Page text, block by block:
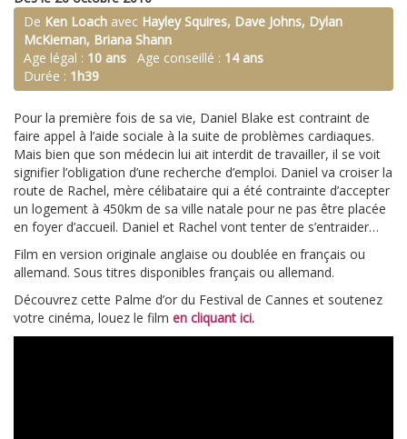
De Ken Loach avec Hayley Squires, Dave Johns, Dylan
McKiernan, Briana Shann
Age légal : 10 ans Age conseillé : 14 ans
Durée : 1h39
Pour la première fois de sa vie, Daniel Blake est contraint de
faire appel à l’aide sociale à la suite de problèmes cardiaques.
Mais bien que son médecin lui ait interdit de travailler, il se voit
signifier l’obligation d’une recherche d’emploi. Daniel va croiser la
route de Rachel, mère célibataire qui a été contrainte d’accepter
un logement à 450km de sa ville natale pour ne pas être placée
en foyer d’accueil. Daniel et Rachel vont tenter de s’entraider…
Film en version originale anglaise ou doublée en français ou
allemand. Sous titres disponibles français ou allemand.
Découvrez cette Palme d’or du Festival de Cannes et soutenez
votre cinéma, louez le film en cliquant ici.